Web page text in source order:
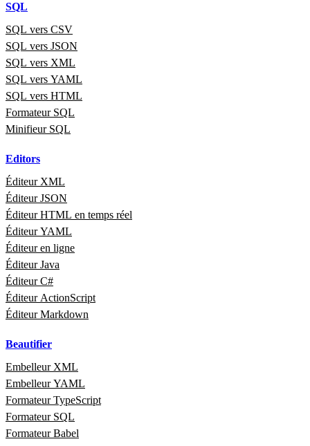
SQL
SQL vers CSV
SQL vers JSON
SQL vers XML
SQL vers YAML
SQL vers HTML
Formateur SQL
Minifieur SQL
Editors
Éditeur XML
Éditeur JSON
Éditeur HTML en temps réel
Éditeur YAML
Éditeur en ligne
Éditeur Java
Éditeur C#
Éditeur ActionScript
Éditeur Markdown
Beautifier
Embelleur XML
Embelleur YAML
Formateur TypeScript
Formateur SQL
Formateur Babel